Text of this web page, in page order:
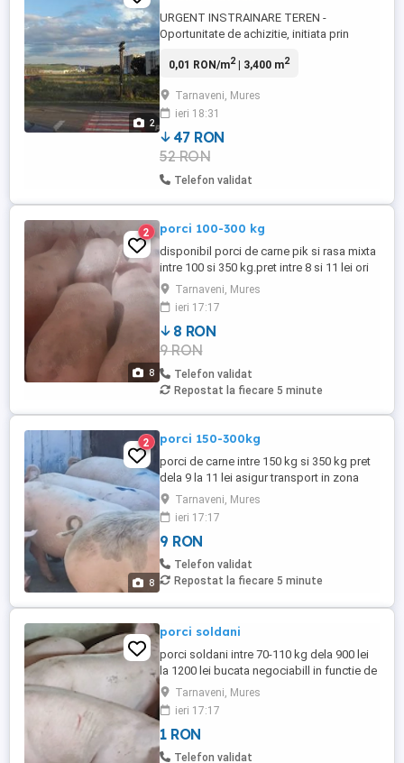
2
URGENT INSTRAINARE TEREN -
Oportunitate de achizitie, initiata prin
in municipiul Tarnaveni, jud.Mures (la
totala de 3400 mp., cu vecinatatile: la N-
str.1 Decembrie 1918 (DJ 142-modernizat
2022), la E-baza ...
0,01 RON/m2| 3,400 m2
Tarnaveni, Mures
ieri 18:31
47 RON
52 RON
Telefon validat
8
2 porci 100-300 kg
disponibil porci de carne pik si rasa mixta
intre 100 si 350 kg.pret intre 8 si 11 lei ori
la bucata negociabill in functie de
exemplaru aless asigur transport in zona
Tarnaveni, Mures
ieri 17:17
8 RON
9 RON
Telefon validat
Repostat la fiecare 5 minute
8
2 porci 150-300kg
porci de carne intre 150 kg si 350 kg pret
dela 9 la 11 lei asigur transport in zona
Tarnaveni, Mures
ieri 17:17
9 RON
Telefon validat
Repostat la fiecare 5 minute
porci soldani
porci soldani intre 70-110 kg dela 900 lei
la 1200 lei bucata negociabill in functie de
porcul ales. porci 140-180 kg dela 1550 lei
la 185 lei negociabill in functie de porcul
ales.asigur transport pe zona
Tarnaveni, Mures
ieri 17:17
1 RON
Telefon validat